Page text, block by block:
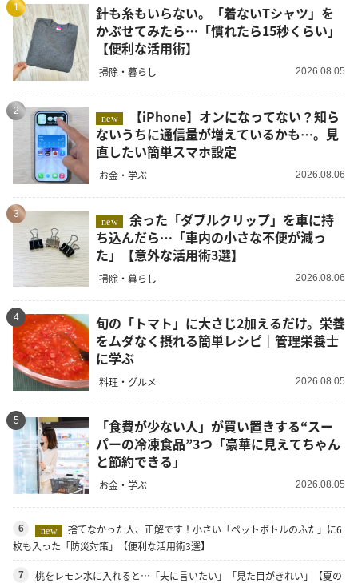
1
針も糸もいらない。「着ないTシャツ」を
かぶせてみたら…「慣れたら15秒くらい」
【便利な活用術】
掃除・暮らし 2026.08.05
2
new
ないうちに通信量が増えているかも…。見
直したい簡単スマホ設定
お金・学ぶ 2026.08.06
3
new
余った「ダブルクリップ」を車に持
ち込んだら…「車内の小さな不便が減っ
た」【意外な活用術3選】
掃除・暮らし 2026.08.06
4
旬の「トマト」に大さじ2加えるだけ。栄養
をムダなく摂れる簡単レシピ｜管理栄養士
に学ぶ
料理・グルメ 2026.08.05
5
「食費が少ない人」が買い置きする“スー
パーの冷凍食品”3つ「豪華に見えてちゃん
と節約できる」
お金・学ぶ 2026.08.05
6 new
捨てなかった人、正解です！小さい「ペットボトルのふた」に6
枚も入った「防災対策」【便利な活用術3選】
7
桃をレモン水に入れると…「夫に言いたい」「見た目がきれい」【夏の